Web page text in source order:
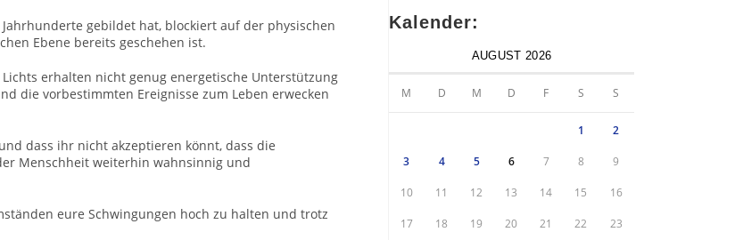
gebildet hat, blockiert auf der physischen
Ebene bereits geschehen ist.
erhalten nicht genug energetische Unterstützung
die vorbestimmten Ereignisse zum Leben erwecken
dass ihr nicht akzeptieren könnt, dass die
Menschheit weiterhin wahnsinnig und
eure Schwingungen hoch zu halten und trotz
Kalender:
AUGUST 2026
M D M D F S S
1 2
3 4 5 6 7 8 9
10 11 12 13 14 15 16
17 18 19 20 21 22 23